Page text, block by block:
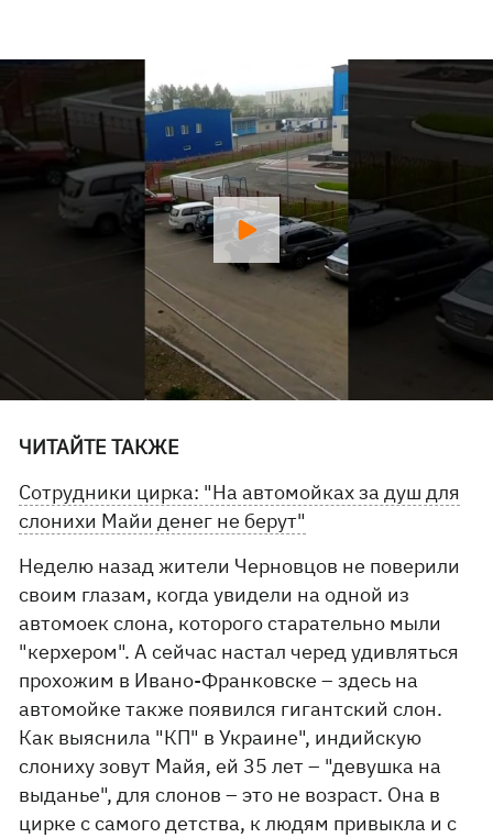
ЧИТАЙТЕ ТАКЖЕ
Сотрудники цирка: "На автомойках за душ для
слонихи Майи денег не берут"
Неделю назад жители Черновцов не поверили
своим глазам, когда увидели на одной из
автомоек слона, которого старательно мыли
"керхером". А сейчас настал черед удивляться
прохожим в Ивано-Франковске – здесь на
автомойке также появился гигантский слон.
Как выяснила "КП" в Украине", индийскую
слониху зовут Майя, ей 35 лет – "девушка на
выданье", для слонов – это не возраст. Она в
цирке с самого детства, к людям привыкла и с